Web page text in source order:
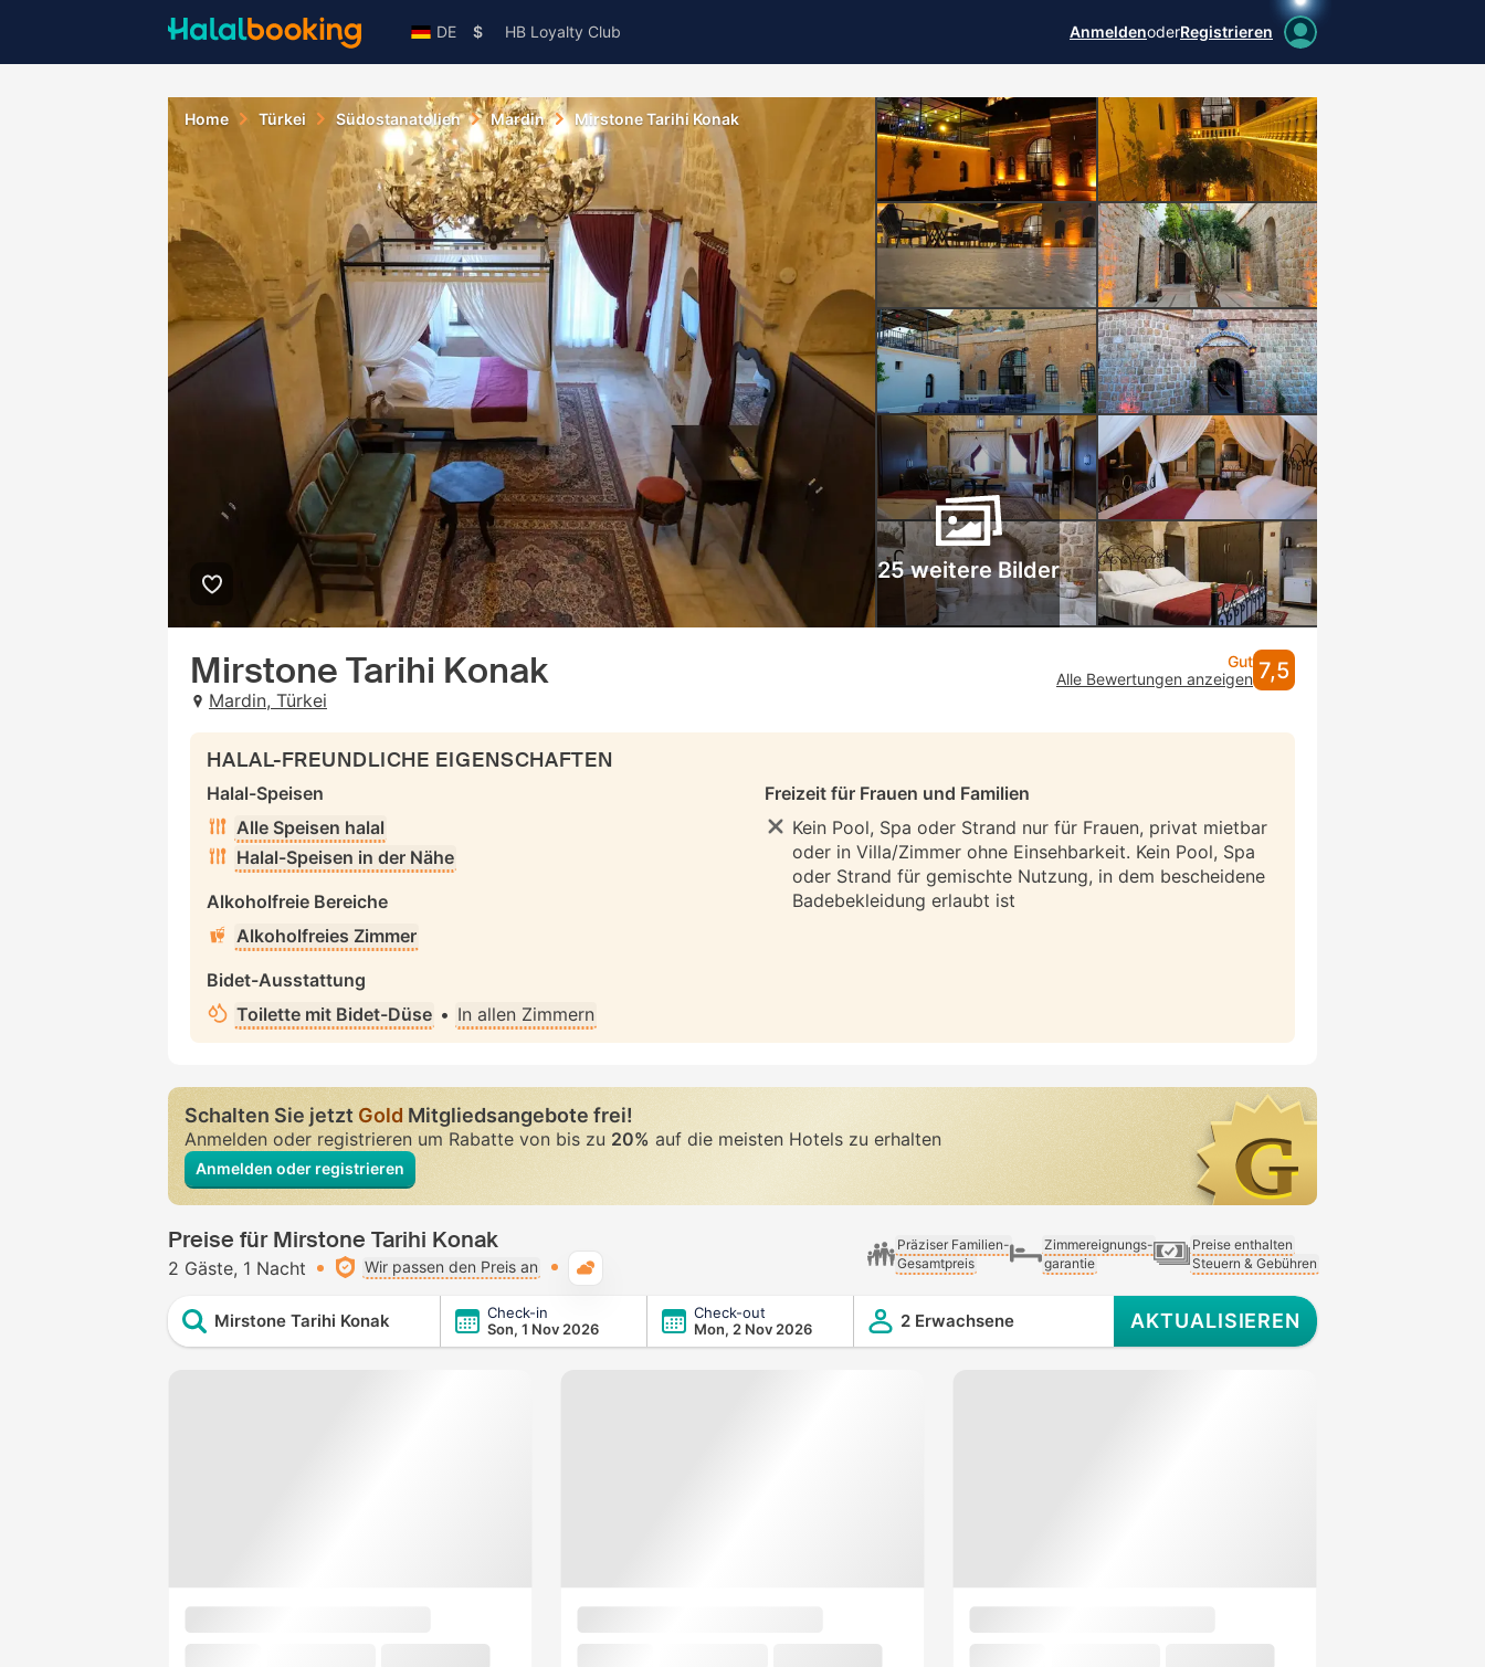
DE $ HB Loyalty Club AnmeldenoderRegistrieren
Home Türkei Südostanatolien Mardin Mirstone Tarihi Konak
25 weitere Bilder
Mirstone Tarihi Konak
Mardin, Türkei
Gut
Alle Bewertungen anzeigen 7,5
HALAL-FREUNDLICHE EIGENSCHAFTEN
Halal-Speisen
Alle Speisen halal
Halal-Speisen in der Nähe
Alkoholfreie Bereiche
Alkoholfreies Zimmer
Bidet-Ausstattung
Toilette mit Bidet-Düse • In allen Zimmern
Freizeit für Frauen und Familien
Kein Pool, Spa oder Strand nur für Frauen, privat mietbar
oder in Villa/Zimmer ohne Einsehbarkeit. Kein Pool, Spa
oder Strand für gemischte Nutzung, in dem bescheidene
Badebekleidung erlaubt ist
Schalten Sie jetztGold Mitgliedsangebote frei!
Anmelden oder registrieren um Rabatte von bis zu 20% auf die meisten Hotels zu erhalten
Anmelden oder registrieren
Preise für Mirstone Tarihi Konak
2 Gäste 1 Nacht Wir passen den Preis an
Präziser Familien-
Gesamtpreis
Zimmereignungs-
garantie
Preise enthalten
Steuern & Gebühren
Mirstone Tarihi Konak
Check-in
Son, 1 Nov 2026
Check-out
Mon, 2 Nov 2026
2 Erwachsene AKTUALISIEREN